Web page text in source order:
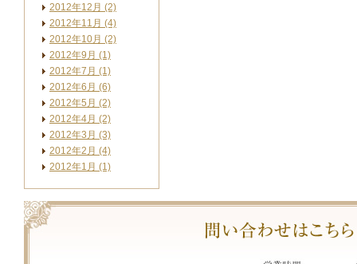
2012年12月 (2)
2012年11月 (4)
2012年10月 (2)
2012年9月 (1)
2012年7月 (1)
2012年6月 (6)
2012年5月 (2)
2012年4月 (2)
2012年3月 (3)
2012年2月 (4)
2012年1月 (1)